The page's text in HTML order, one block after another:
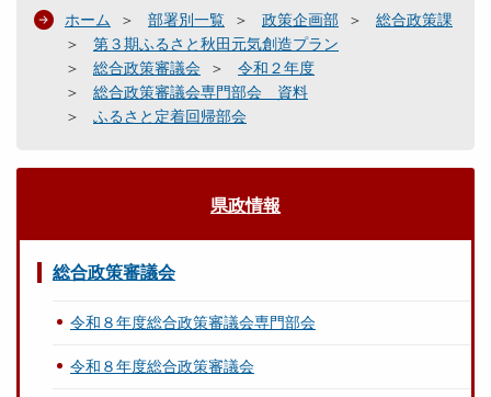
ホーム 部署別一覧 政策企画部
総合政策課
第３期ふるさと秋田元気創造プラン
総合政策審議会
令和２年度
総合政策審議会専門部会 資料
ふるさと定着回帰部会
県政情報
総合政策審議会
令和８年度総合政策審議会専門部会
令和８年度総合政策審議会